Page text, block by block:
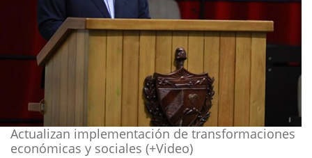
Actualizan implementación de transformaciones
económicas y sociales (+Video)